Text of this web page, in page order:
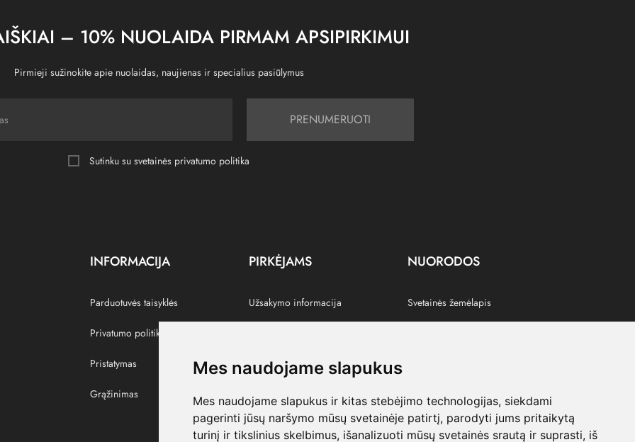
Mes naudojame slapukus
Mes naudojame slapukus ir kitas stebėjimo technologijas, siekdami
pagerinti jūsų naršymo mūsų svetainėje patirtį, parodyti jums pritaikytą
turinį ir tikslinius skelbimus, išanalizuoti mūsų svetainės srautą ir suprasti, iš
– 10% NUOLAIDA PIRMAM APSIPIRKIMUI
Pirmieji sužinokite apie nuolaidas, naujienas ir specialius pasiūlymus
PRENUMERUOTI
Sutinku su svetainės privatumo politika
INFORMACIJA
Parduotuvės taisyklės
Privatumo politika
Pristatymas
Grąžinimas
PIRKĖJAMS
Užsakymo informacija
Paskyra
Pamėgtos prekės
NUORODOS
Svetainės žemėlapis